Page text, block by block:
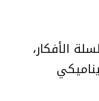
الأفكار،